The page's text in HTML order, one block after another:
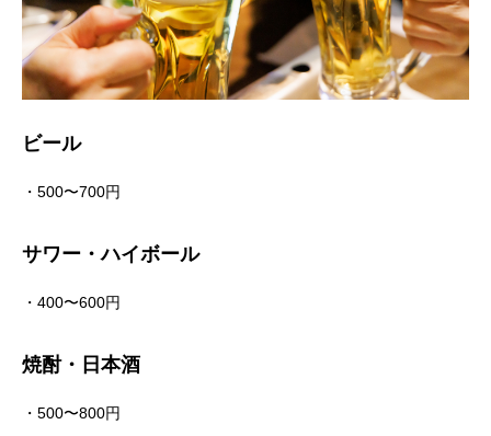
ビール
・500〜700円
サワー・ハイボール
・400〜600円
焼酎・日本酒
・500〜800円